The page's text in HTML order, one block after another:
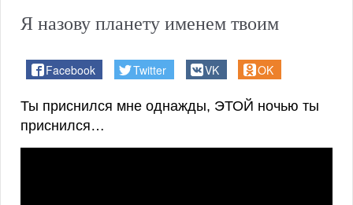
Я назову планету именем твоим
Facebook Twitter VK OK
Ты приснился мне однажды, ЭТОЙ ночью ты
приснился…